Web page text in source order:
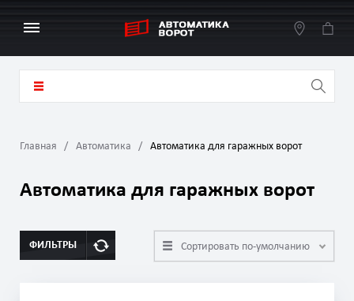
Главная Автоматика Автоматика для гаражных ворот
Автоматика для гаражных ворот
ФИЛЬТРЫ Сортировать по-умолчанию